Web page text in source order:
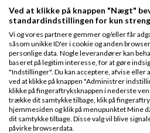
oplyse en URL her på Amino.
ikke tilbyde nogen betaling
håber alligevel, at der er
udfordringen op
Man kan måske omvendt
hvad Yoast skriver, når du
Ved at klikke på knappen "Nægt"
standardindstillingen for kun
Vi og vores partnere gemmer og/eller får
såsom unikke ID'er i cookie og anden
personlige data. Nogle leverandører kan
baseret på legitim interesse, for at gøre
"Indstillinger". Du kan acceptere, afvise
ved at klikke på knappen "Administrer
klikke på fingeraftryksknappen i nederste
trække dit samtykke tilbage, klik på
hjemmesiden og klik på menupunktet Mine
dit samtykke tilbage. Disse valg vil blive
påvirke browserdata.